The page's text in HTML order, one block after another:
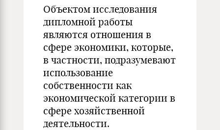
Объектом исследования
дипломной работы
являются отношения в
сфере экономики, которые,
в частности, подразумевают
использование
собственности как
экономической категории в
сфере хозяйственной
деятельности.